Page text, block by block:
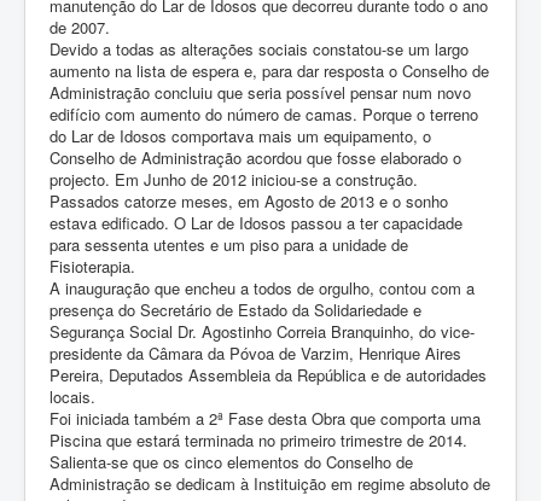
manutenção do Lar de Idosos que decorreu durante todo o ano
de 2007.
Devido a todas as alterações sociais constatou-se um largo
aumento na lista de espera e, para dar resposta o Conselho de
Administração concluiu que seria possível pensar num novo
edifício com aumento do número de camas. Porque o terreno
do Lar de Idosos comportava mais um equipamento, o
Conselho de Administração acordou que fosse elaborado o
projecto. Em Junho de 2012 iniciou-se a construção.
Passados catorze meses, em Agosto de 2013 e o sonho
estava edificado. O Lar de Idosos passou a ter capacidade
para sessenta utentes e um piso para a unidade de
Fisioterapia.
A inauguração que encheu a todos de orgulho, contou com a
presença do Secretário de Estado da Solidariedade e
Segurança Social Dr. Agostinho Correia Branquinho, do vice-
presidente da Câmara da Póvoa de Varzim, Henrique Aires
Pereira, Deputados Assembleia da República e de autoridades
locais.
Foi iniciada também a 2ª Fase desta Obra que comporta uma
Piscina que estará terminada no primeiro trimestre de 2014.
Salienta-se que os cinco elementos do Conselho de
Administração se dedicam à Instituição em regime absoluto de